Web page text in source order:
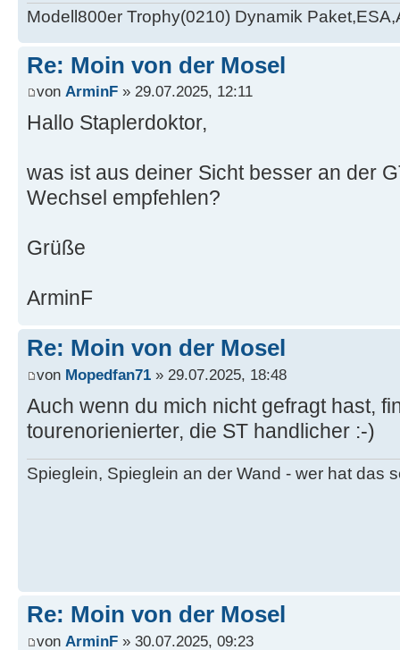
Modell800er Trophy(0210) Dynamik
Re: Moin von der Mosel
von ArminF » 29.07.2025, 12:11
Hallo Staplerdoktor,
was ist aus deiner Sicht besser an der
Wechsel empfehlen?
Grüße
ArminF
Re: Moin von der Mosel
von Mopedfan71 » 29.07.2025, 18:48
Auch wenn du mich nicht gefragt hast,
tourenorienierter, die ST handlicher :-)
Spieglein, Spieglein an der Wand - wer hat das
Re: Moin von der Mosel
von ArminF » 30.07.2025, 09:23